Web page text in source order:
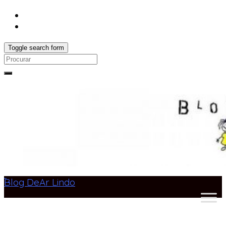
Toggle search form
Search
Blog DeAr Lindo